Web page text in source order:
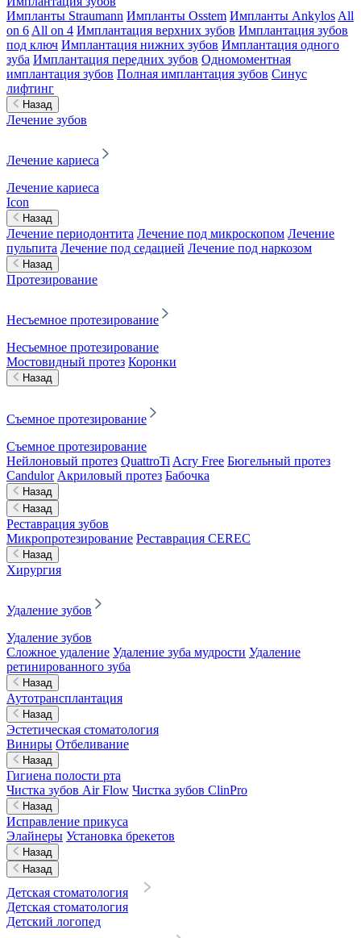
Импланты Straumann Импланты Osstem Импланты Ankylos All
on 6 All on 4 Имплантация верхних зубов Имплантация зубов
под ключ Имплантация нижних зубов Имплантация одного
зуба Имплантация передних зубов Одномоментная
имплантация зубов Полная имплантация зубов Синус
лифтинг
Назад
Лечение зубов
Лечение кариеса
Лечение кариеса
Icon
Назад
Лечение периодонтита Лечение под микроскопом Лечение
пульпита Лечение под седацией Лечение под наркозом
Назад
Протезирование
Несъемное протезирование
Несъемное протезирование
Мостовидный протез Коронки
Назад
Съемное протезирование
Съемное протезирование
Нейлоновый протез QuattroTi Acry Free Бюгельный протез
Candulor Акриловый протез Бабочка
Назад
Назад
Реставрация зубов
Микропротезирование Реставрация CEREC
Назад
Хирургия
Удаление зубов
Удаление зубов
Сложное удаление Удаление зуба мудрости Удаление
ретинированного зуба
Назад
Аутотрансплантация
Назад
Эстетическая стоматология
Виниры Отбеливание
Назад
Гигиена полости рта
Чистка зубов Air Flow Чистка зубов ClinPro
Назад
Исправление прикуса
Элайнеры Установка брекетов
Назад
Назад
Детская стоматология
Детская стоматология
Детский логопед